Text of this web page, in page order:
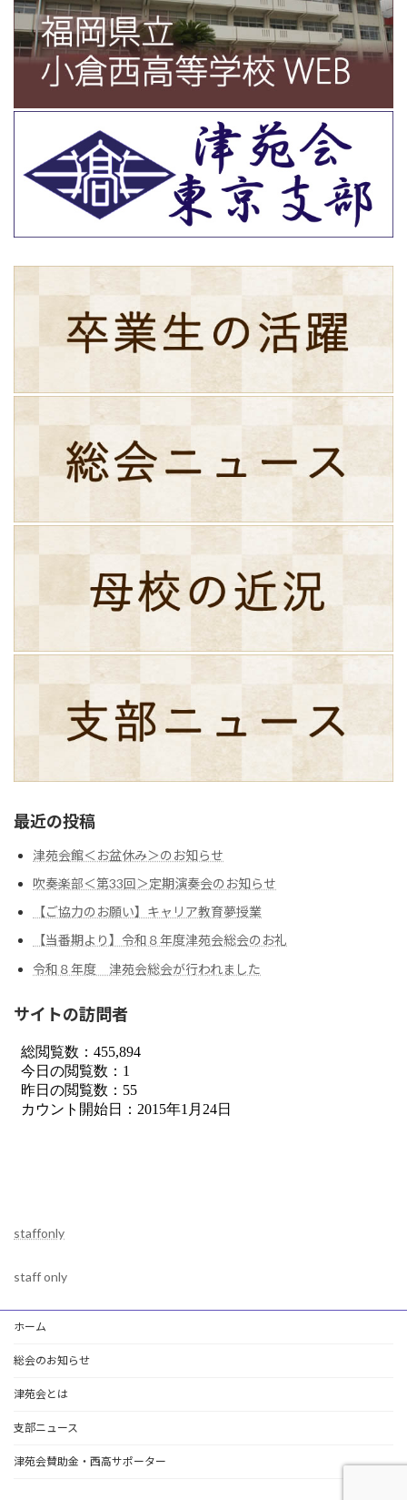
最近の投稿
津苑会館＜お盆休み＞のお知らせ
吹奏楽部＜第33回＞定期演奏会のお知らせ
【ご協力のお願い】キャリア教育夢授業
【当番期より】令和８年度津苑会総会のお礼
令和８年度 津苑会総会が行われました
サイトの訪問者
staffonly
staff only
ホーム
総会のお知らせ
津苑会とは
支部ニュース
津苑会賛助金・西高サポーター